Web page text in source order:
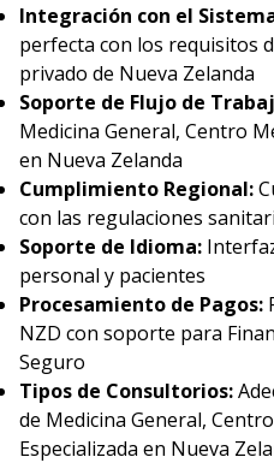
Integración con el
perfecta con los requisitos
privado de Nueva Zelanda
Soporte de Flujo de
Medicina General, Centro
en Nueva Zelanda
Cumplimiento Regional:
con las regulaciones
Soporte de Idioma:
personal y pacientes
Procesamiento de Pagos:
NZD con soporte para
Seguro
Tipos de Consultorios:
de Medicina General,
Especializada en Nueva